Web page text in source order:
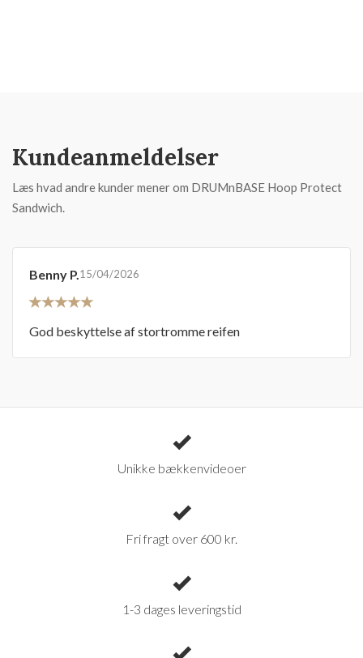
Kundeanmeldelser
Læs hvad andre kunder mener om DRUMnBASE Hoop Protect
Sandwich.
Benny P.15/04/2026
God beskyttelse af stortromme reifen
Unikke bækkenvideoer
Fri fragt over 600 kr.
1-3 dages leveringstid